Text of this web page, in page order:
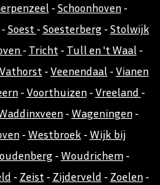
- Schoonhoven -
- Soest - Soesterberg - Stolwijk
- Tricht- Tull en 't Waal -
Vathorst - Veenendaal - Vianen
- Voorthuizen - Vreeland -
- Wageningen -
- Westbroek - Wijk bij
- Woudrichem -
- Zeist- Zijderveld - Zoelen -